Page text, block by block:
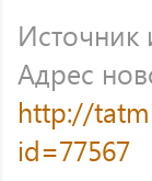
Адрес
http://
id=77567